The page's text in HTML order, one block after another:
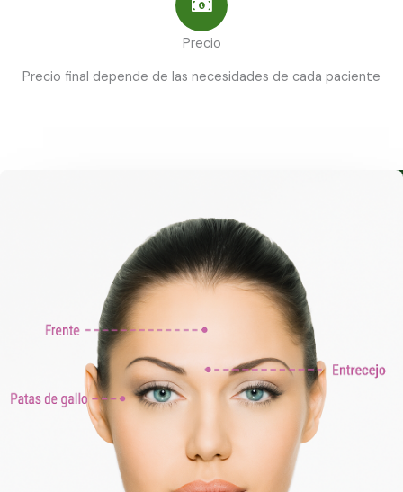
Precio
Precio final depende de las necesidades de cada paciente